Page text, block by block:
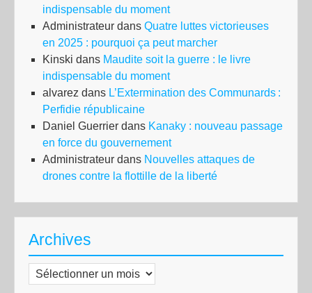
indispensable du moment
Administrateur dans Quatre luttes victorieuses
en 2025 : pourquoi ça peut marcher
Kinski dans Maudite soit la guerre : le livre
indispensable du moment
alvarez dans L’Extermination des Communards :
Perfidie républicaine
Daniel Guerrier dans Kanaky : nouveau passage
en force du gouvernement
Administrateur dans Nouvelles attaques de
drones contre la flottille de la liberté
Archives
Archives